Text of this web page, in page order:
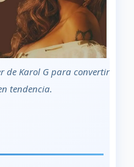
de Karol G para convertir
tendencia.